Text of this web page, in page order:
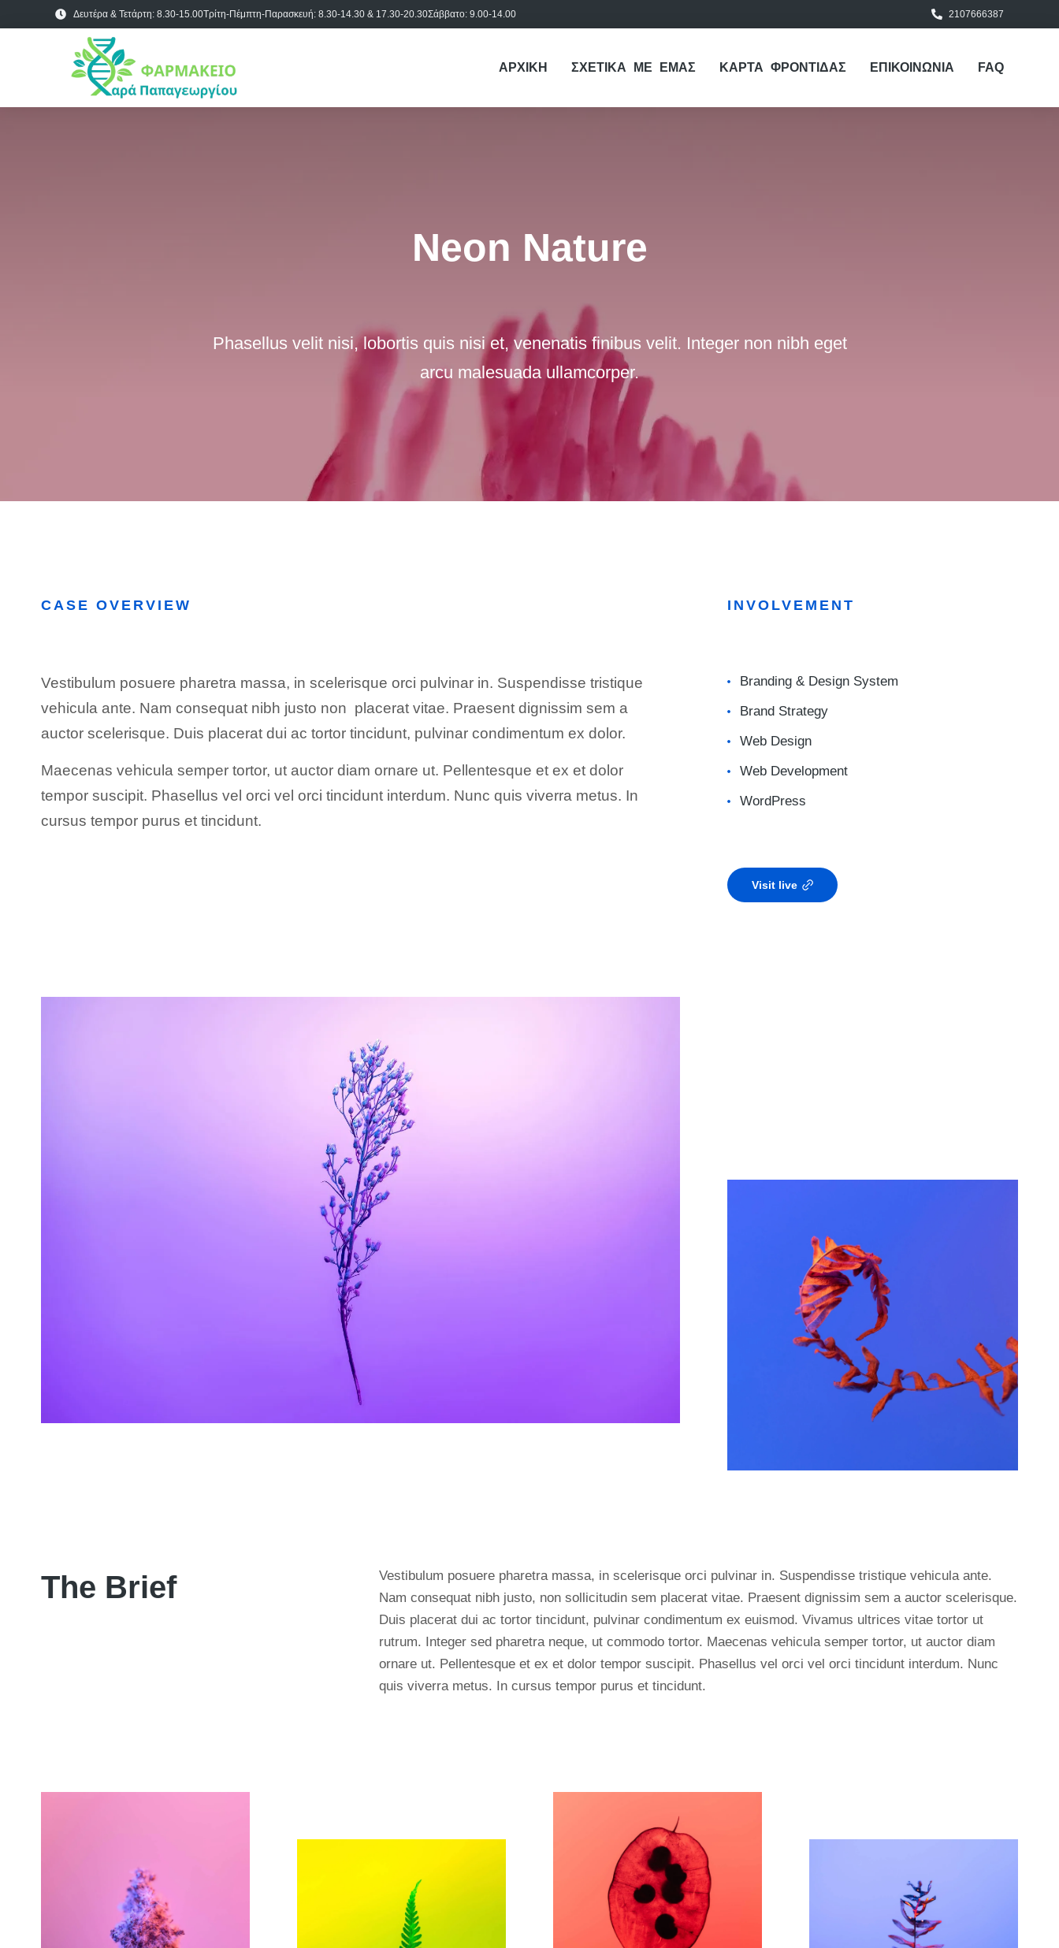
Δευτέρα & Τετάρτη: 8.30-15.00Τρίτη-Πέμπτη-Παρασκευή: 8.30-14.30 & 17.30-20.30Σάββατο: 9.00-14.00 2107666387
ΑΡΧΙΚΗ ΣΧΕΤΙΚΑ ΜΕ ΕΜΑΣ ΚΑΡΤΑ ΦΡΟΝΤΙΔΑΣ ΕΠΙΚΟΙΝΩΝΙΑ FAQ
Neon Nature
Phasellus velit nisi, lobortis quis nisi et, venenatis finibus velit. Integer non nibh eget
arcu malesuada ullamcorper.
CASE OVERVIEW
Vestibulum posuere pharetra massa, in scelerisque orci pulvinar in. Suspendisse tristique
vehicula ante. Nam consequat nibh justo non placerat vitae. Praesent dignissim sem a
auctor scelerisque. Duis placerat dui ac tortor tincidunt, pulvinar condimentum ex dolor.
Maecenas vehicula semper tortor, ut auctor diam ornare ut. Pellentesque et ex et dolor
tempor suscipit. Phasellus vel orci vel orci tincidunt interdum. Nunc quis viverra metus. In
cursus tempor purus et tincidunt.
INVOLVEMENT
Branding & Design System
Brand Strategy
Web Design
Web Development
WordPress
Visit live
The Brief
Vestibulum posuere pharetra massa, in scelerisque orci pulvinar in. Suspendisse tristique vehicula ante.
Nam consequat nibh justo, non sollicitudin sem placerat vitae. Praesent dignissim sem a auctor scelerisque.
Duis placerat dui ac tortor tincidunt, pulvinar condimentum ex euismod. Vivamus ultrices vitae tortor ut
rutrum. Integer sed pharetra neque, ut commodo tortor. Maecenas vehicula semper tortor, ut auctor diam
ornare ut. Pellentesque et ex et dolor tempor suscipit. Phasellus vel orci vel orci tincidunt interdum. Nunc
quis viverra metus. In cursus tempor purus et tincidunt.